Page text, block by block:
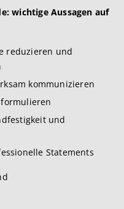
wichtige Aussagen auf
reduzieren und
kommunizieren
und
Statements